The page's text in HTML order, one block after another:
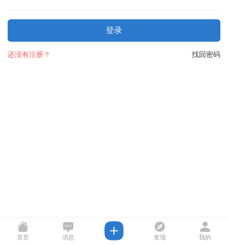
登录
找回密码
还没有注册？
首页 消息 发现 我的